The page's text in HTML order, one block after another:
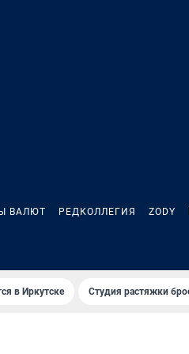
ВАЛЮТ РЕДКОЛЛЕГИЯ ZODY
в Иркутске Студия растяжки